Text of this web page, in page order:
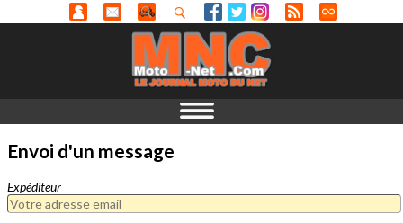
Envoi d'un message
Expéditeur